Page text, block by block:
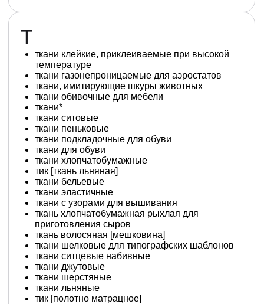
Т
ткани клейкие, приклеиваемые при высокой
температуре
ткани газонепроницаемые для аэростатов
ткани, имитирующие шкуры животных
ткани обивочные для мебели
ткани*
ткани ситовые
ткани пеньковые
ткани подкладочные для обуви
ткани для обуви
ткани хлопчатобумажные
тик [ткань льняная]
ткани бельевые
ткани эластичные
ткани с узорами для вышивания
ткань хлопчатобумажная рыхлая для
приготовления сыров
ткань волосяная [мешковина]
ткани шелковые для типографских шаблонов
ткани ситцевые набивные
ткани джутовые
ткани шерстяные
ткани льняные
тик [полотно матрацное]